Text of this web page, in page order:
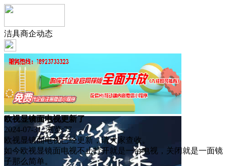
洁具商企动态
欧视显镜面电视更新了
2024-07-31 浏览:77
欧视显镜面电视已经更新，请大家查收。
如今欧视显镜面电视不止打开就是一台电视，关闭就是一面镜
子那么简单。